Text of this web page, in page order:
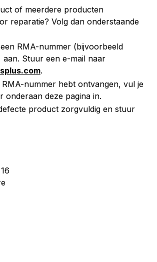
of meerdere producten
reparatie? Volg dan onderstaande
RMA-nummer (bijvoorbeeld
Stuur een e-mail naar
.
RMA-nummer hebt ontvangen, vul je
onderaan deze pagina in.
product zorgvuldig en stuur